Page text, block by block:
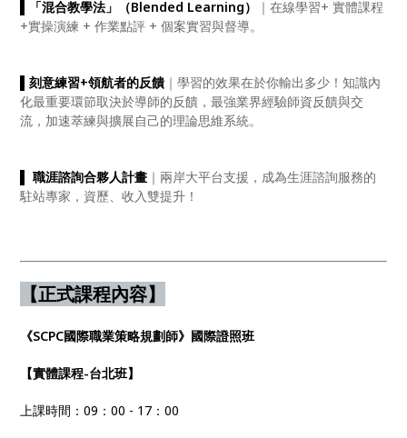
「混合教學法」（Blended Learning）
｜在線學習+ 實體課程
+實操演練 + 作業點評 + 個案實習與督導。
▌刻意練習+領航者的反饋 ｜學習的效果在於你輸出多少！知識內
化最重要環節取決於導師的反饋，最強業界經驗師資反饋與交
流，加速萃練與擴展自己的理論思維系統。
▌職涯諮詢合夥人計畫 ｜兩岸大平台支援，成為生涯諮詢服務的
駐站專家，資歷、收入雙提升！
【正式課程內容】
《SCPC國際職業策略規劃師》國際證照班
【實體課程-台北班】
上課時間：09：00 - 17：00